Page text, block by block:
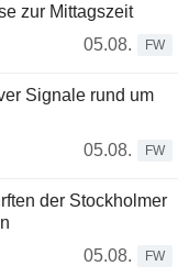
zur Mittagszeit
05.08.
FW
Signale rund um
05.08.
FW
der Stockholmer
05.08.
FW